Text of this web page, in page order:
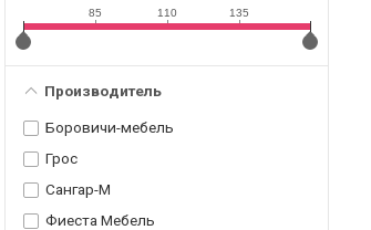
85 110 135
Производитель
Боровичи-мебель
Грос
Сангар-М
Фиеста Мебель